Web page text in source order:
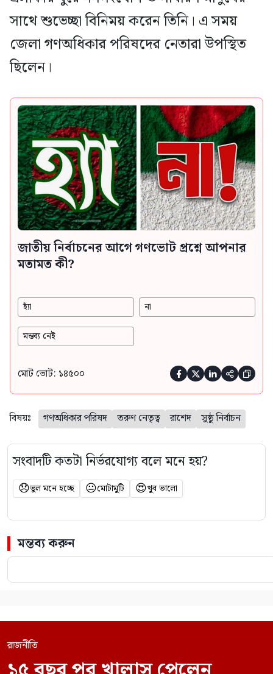
সাথে শুভেচ্ছা বিনিময় করেন তিনি। এ সময়
জেলা গণঅধিকার পরিষদের নেতারা উপস্থিত
ছিলেন।
জাতীয় নির্বাচনের আগে গণভোট প্রশ্নে আপনার
মতামত কী?
হ্যাঁ না
মন্তব্য নেই
মোট ভোট: ১৪৫০০     
বিষয়ঃ গণঅধিকার পরিষদ তরুণ নেতৃত্ব রাশেদ সুষ্ঠু নির্বাচন
সংবাদটি কতটা নির্ভরযোগ্য বলে মনে হয়?
😞ভুল মনে হচ্ছে 😐মোটামুটি 😍খুব ভালো
মন্তব্য করুন
রাজনীতি